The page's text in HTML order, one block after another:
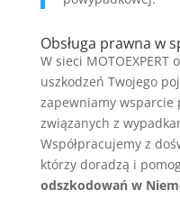
Obsługa prawna w
W sieci
uszkodzeń Twojego
zapewniamy wsparcie
związanych z
Współpracujemy z
którzy doradzą i
odszkodowań w